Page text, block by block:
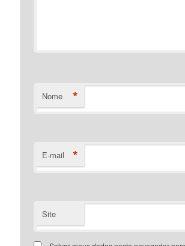
Nome *
E-mail *
Site